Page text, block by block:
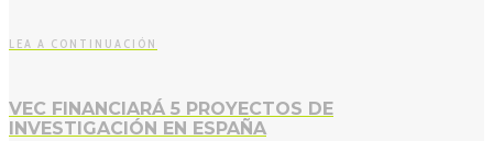
LEA A CONTINUACIÓN
VEC FINANCIARÁ 5 PROYECTOS DE
INVESTIGACIÓN EN ESPAÑA